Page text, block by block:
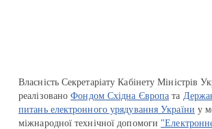
Власність Секретаріату Кабінету Міністрів
реалізованоФондом Східна Європа та
питань електронного урядування України у
міжнародної технічної допомоги